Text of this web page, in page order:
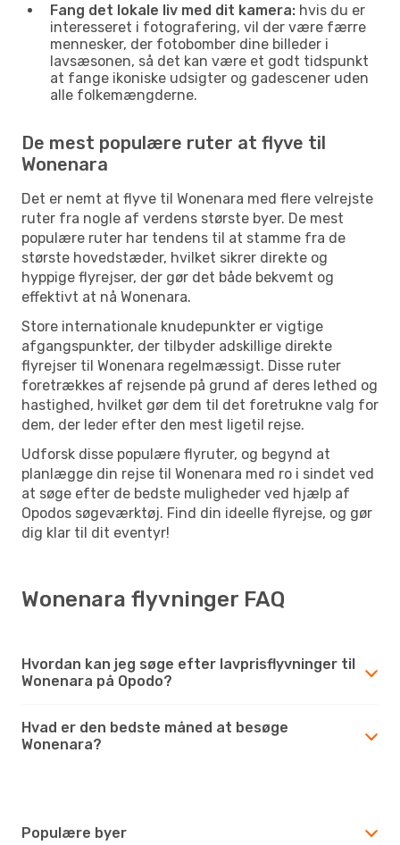
Fang det lokale liv med dit kamera: hvis du er
interesseret i fotografering, vil der være færre
mennesker, der fotobomber dine billeder i
lavsæsonen, så det kan være et godt tidspunkt
at fange ikoniske udsigter og gadescener uden
alle folkemængderne.
De mest populære ruter at flyve til
Wonenara
Det er nemt at flyve til Wonenara med flere velrejste
ruter fra nogle af verdens største byer. De mest
populære ruter har tendens til at stamme fra de
største hovedstæder, hvilket sikrer direkte og
hyppige flyrejser, der gør det både bekvemt og
effektivt at nå Wonenara.
Store internationale knudepunkter er vigtige
afgangspunkter, der tilbyder adskillige direkte
flyrejser til Wonenara regelmæssigt. Disse ruter
foretrækkes af rejsende på grund af deres lethed og
hastighed, hvilket gør dem til det foretrukne valg for
dem, der leder efter den mest ligetil rejse.
Udforsk disse populære flyruter, og begynd at
planlægge din rejse til Wonenara med ro i sindet ved
at søge efter de bedste muligheder ved hjælp af
Opodos søgeværktøj. Find din ideelle flyrejse, og gør
dig klar til dit eventyr!
Wonenara flyvninger FAQ
Hvordan kan jeg søge efter lavprisflyvninger til
Wonenara på Opodo?
Hvad er den bedste måned at besøge
Wonenara?
Populære byer